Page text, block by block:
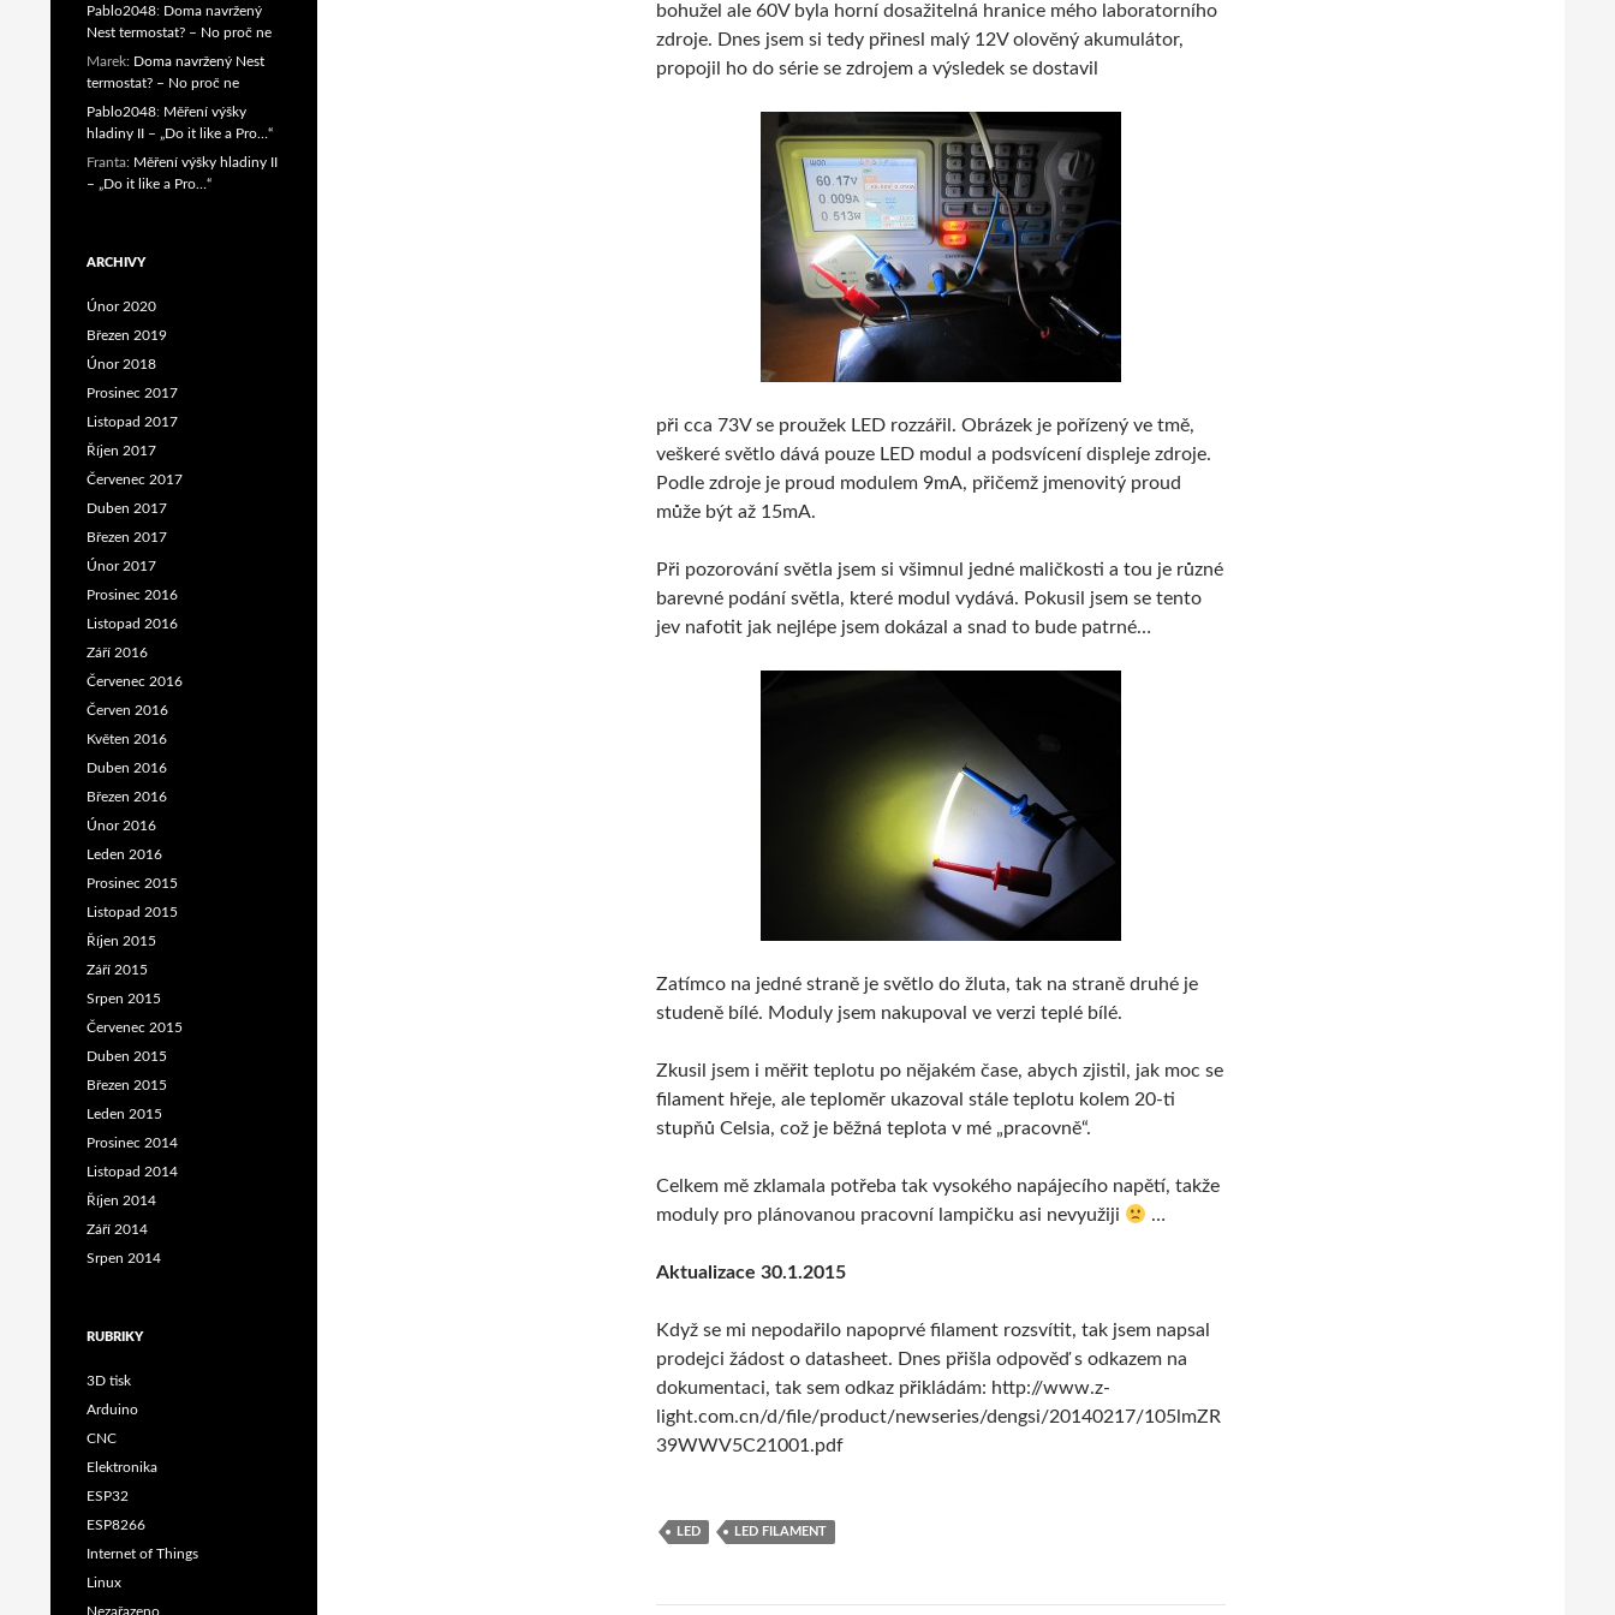
bohužel ale 60V byla horní dosažitelná hranice mého laboratorního
zdroje. Dnes jsem si tedy přinesl malý 12V olověný akumulátor,
propojil ho do série se zdrojem a výsledek se dostavil
při cca 73V se proužek LED rozzářil. Obrázek je pořízený ve tmě,
veškeré světlo dává pouze LED modul a podsvícení displeje zdroje.
Podle zdroje je proud modulem 9mA, přičemž jmenovitý proud
může být až 15mA.
Při pozorování světla jsem si všimnul jedné maličkosti a tou je různé
barevné podání světla, které modul vydává. Pokusil jsem se tento
jev nafotit jak nejlépe jsem dokázal a snad to bude patrné…
Zatímco na jedné straně je světlo do žluta, tak na straně druhé je
studeně bílé. Moduly jsem nakupoval ve verzi teplé bílé.
Zkusil jsem i měřit teplotu po nějakém čase, abych zjistil, jak moc se
filament hřeje, ale teploměr ukazoval stále teplotu kolem 20-ti
stupňů Celsia, což je běžná teplota v mé „pracovně“.
Celkem mě zklamala potřeba tak vysokého napájecího napětí, takže
moduly pro plánovanou pracovní lampičku asi nevyužiji
…
Aktualizace 30.1.2015
Když se mi nepodařilo napoprvé filament rozsvítit, tak jsem napsal
prodejci žádost o datasheet. Dnes přišla odpověď s odkazem na
dokumentaci, tak sem odkaz přikládám: http://www.z-
light.com.cn/d/file/product/newseries/dengsi/20140217/105lmZR
39WWV5C21001.pdf
LED LED FILAMENT
Pablo2048: Doma navržený
Nest termostat? – No proč ne
Marek: Doma navržený Nest
termostat? – No proč ne
Pablo2048: Měření výšky
hladiny II – „Do it like a Pro…“
Franta: Měření výšky hladiny II
– „Do it like a Pro…“
ARCHIVY
Únor 2020
Březen 2019
Únor 2018
Prosinec 2017
Listopad 2017
Říjen 2017
Červenec 2017
Duben 2017
Březen 2017
Únor 2017
Prosinec 2016
Listopad 2016
Září 2016
Červenec 2016
Červen 2016
Květen 2016
Duben 2016
Březen 2016
Únor 2016
Leden 2016
Prosinec 2015
Listopad 2015
Říjen 2015
Září 2015
Srpen 2015
Červenec 2015
Duben 2015
Březen 2015
Leden 2015
Prosinec 2014
Listopad 2014
Říjen 2014
Září 2014
Srpen 2014
RUBRIKY
3D tisk
Arduino
CNC
Elektronika
ESP32
ESP8266
Internet of Things
Linux
Nezařazeno